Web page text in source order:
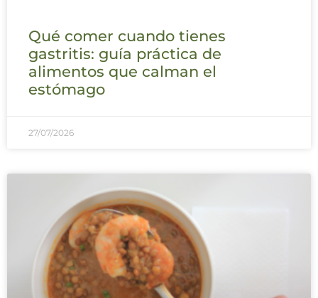
Qué comer cuando tienes
gastritis: guía práctica de
alimentos que calman el
estómago
27/07/2026